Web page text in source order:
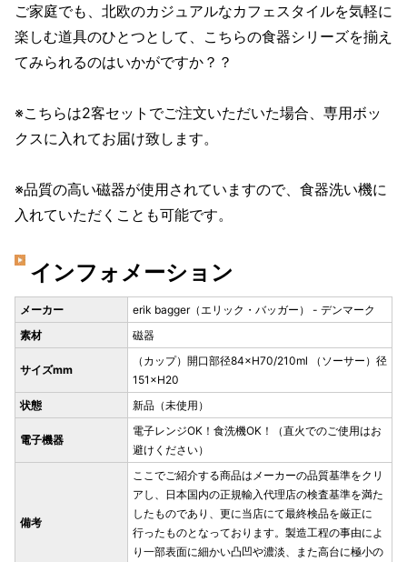
ご家庭でも、北欧のカジュアルなカフェスタイルを気軽に
楽しむ道具のひとつとして、こちらの食器シリーズを揃え
てみられるのはいかがですか？？
※こちらは2客セットでご注文いただいた場合、専用ボッ
クスに入れてお届け致します。
※品質の高い磁器が使用されていますので、食器洗い機に
入れていただくことも可能です。
インフォメーション
メーカー
erik bagger（エリック・バッガー） - デンマーク
素材
磁器
サイズmm
（カップ）開口部径84×H70/210ml （ソーサー）径
151×H20
状態
新品（未使用）
電子機器
電子レンジOK！食洗機OK！（直火でのご使用はお
避けください）
備考
ここでご紹介する商品はメーカーの品質基準をクリ
アし、日本国内の正規輸入代理店の検査基準を満た
したものであり、更に当店にて最終検品を厳正に
行ったものとなっております。製造工程の事由によ
り一部表面に細かい凸凹や濃淡、また高台に極小の